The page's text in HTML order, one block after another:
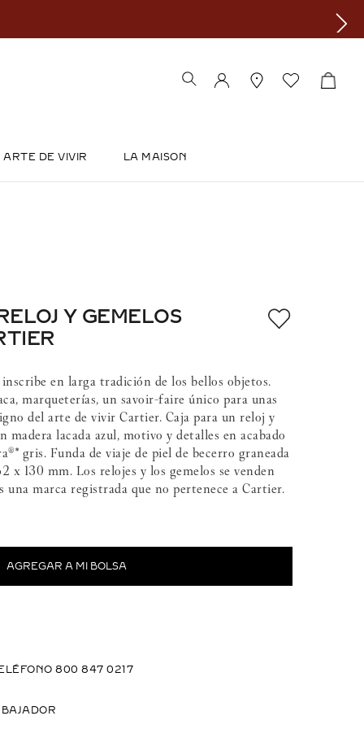
ARTE DE VIVIR LA MAISON
Y GEMELOS
en larga tradición de los bellos objetos.
marqueterías, un savoir-faire único para unas
del arte de vivir Cartier. Caja para un reloj y
madera lacada azul, motivo y detalles en acabado
gris. Funda de viaje de piel de becerro graneada
x 130 mm. Los relojes y los gemelos se venden
una marca registrada que no pertenece a Cartier.
800 847 0217